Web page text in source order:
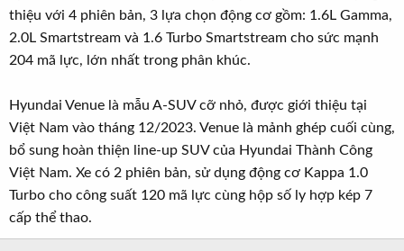
thiệu với 4 phiên bản, 3 lựa chọn động cơ gồm: 1.6L Gamma,
2.0L Smartstream và 1.6 Turbo Smartstream cho sức mạnh
204 mã lực, lớn nhất trong phân khúc.
Hyundai Venue là mẫu A-SUV cỡ nhỏ, được giới thiệu tại
Việt Nam vào tháng 12/2023. Venue là mảnh ghép cuối cùng,
bổ sung hoàn thiện line-up SUV của Hyundai Thành Công
Việt Nam. Xe có 2 phiên bản, sử dụng động cơ Kappa 1.0
Turbo cho công suất 120 mã lực cùng hộp số ly hợp kép 7
cấp thể thao.